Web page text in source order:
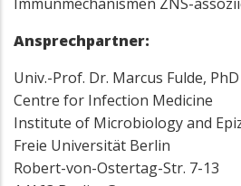
Ansprechpartner:
Univ.-Prof. Dr. Marcus Fulde, PhD
Centre for Infection Medicine
Institute of Microbiology and
Freie Universität Berlin
Robert-von-Ostertag-Str. 7-13